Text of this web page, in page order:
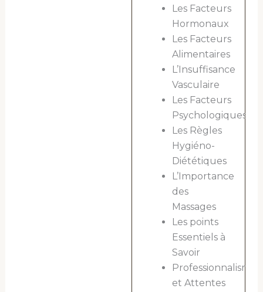
Les Facteurs
Hormonaux
Les Facteurs
Alimentaires
L’Insuffisance
Vasculaire
Les Facteurs
Psychologiques
Les Règles
Hygiéno-
Diététiques
L’Importance
des
Massages
Les points
Essentiels à
Savoir
Professionnalisme
et Attentes